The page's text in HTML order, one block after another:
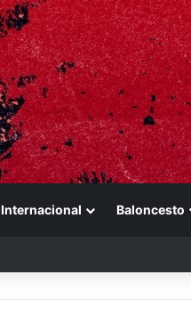
Internacional Baloncesto